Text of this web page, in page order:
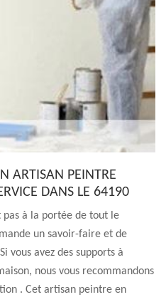
ARTISAN PEINTRE
DANS LE 64190
pas à la portée de tout le
un savoir-faire et de
vous avez des supports à
nous vous recommandons
. Cet artisan peintre en